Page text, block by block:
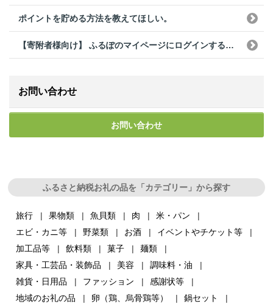
ポイントを貯める方法を教えてほしい。
【寄附者様向け】 ふるぽのマイページにログインする為のログインID、パスワードがわからない。
お問い合わせ
お問い合わせ
ふるさと納税お礼の品を「カテゴリー」から探す
旅行 果物類 魚貝類 肉
米・パン
エビ・カニ等
野菜類 お酒
イベントやチケット等
加工品等
飲料類 菓子
麺類
家具・工芸品・装飾品
美容
調味料・油
雑貨・日用品
ファッション
感謝状等
地域のお礼の品
卵（鶏、烏骨鶏等）
鍋セット